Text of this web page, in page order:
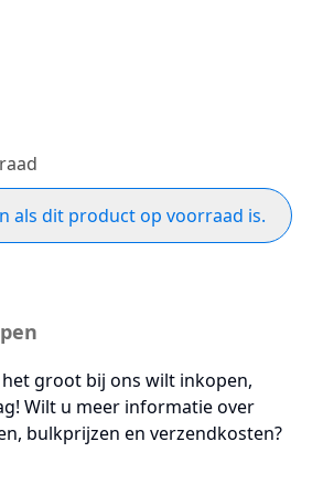
als dit product op voorraad is.
groot bij ons wilt inkopen,
Wilt u meer informatie over
bulkprijzen en verzendkosten?